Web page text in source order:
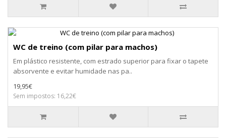
WC de treino (com pilar para machos)
Em plástico resistente, com estrado superior para fixar o tapete
absorvente e evitar humidade nas pa..
19,95€
Sem impostos: 16,22€